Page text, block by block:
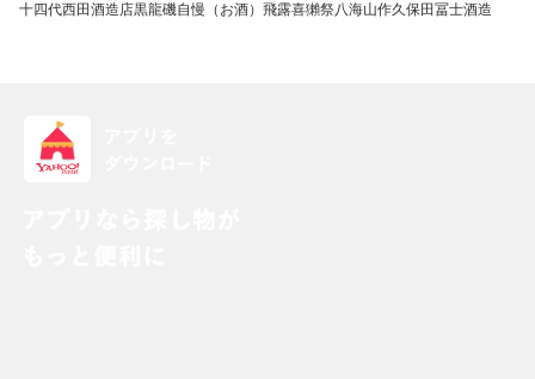
十四代西田酒造店黒龍磯自慢（お酒） 飛露喜獺祭八海山作久保田冨士酒造